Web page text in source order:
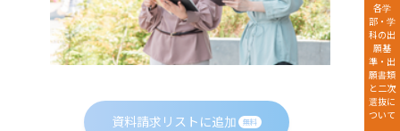
資料請求リストに追加 無料
各学
部・学
科の出
願基
準・出
願書類
と二次
選抜に
ついて